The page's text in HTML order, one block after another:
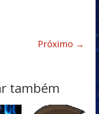
Próximo →
também